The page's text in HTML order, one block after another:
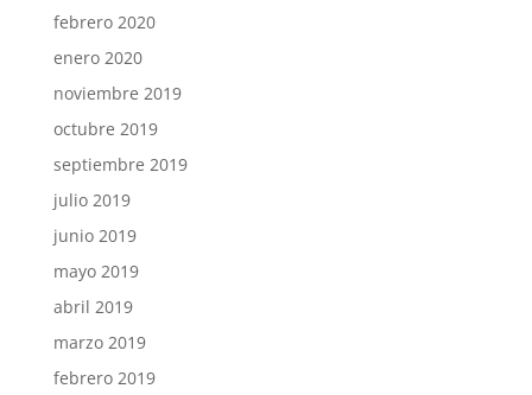
febrero 2020
enero 2020
noviembre 2019
octubre 2019
septiembre 2019
julio 2019
junio 2019
mayo 2019
abril 2019
marzo 2019
febrero 2019